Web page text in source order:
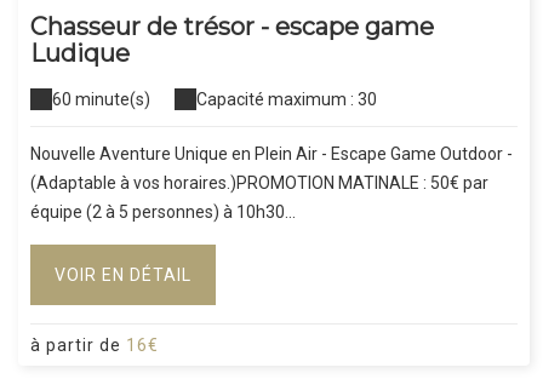
Chasseur de trésor - escape game
Ludique
60 minute(s) Capacité maximum : 30
Nouvelle Aventure Unique en Plein Air - Escape Game Outdoor -
(Adaptable à vos horaires.)PROMOTION MATINALE : 50€ par
équipe (2 à 5 personnes) à 10h30...
VOIR EN DÉTAIL
à partir de 16€